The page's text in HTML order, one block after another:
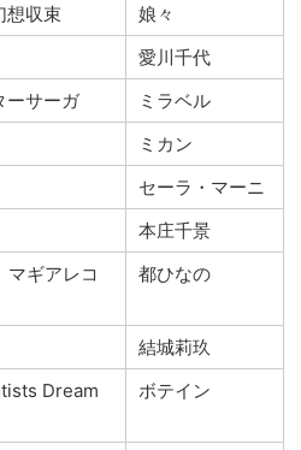
収束
娘々
愛川千代
サーガ
ミラベル
ミカン
セーラ・マーニ
本庄千景
ギアレコ
都ひなの
結城莉玖
Dream
ボテイン